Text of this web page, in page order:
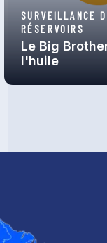
SURVEILLANCE
RÉSERVOIRS
Le Big
l'huile